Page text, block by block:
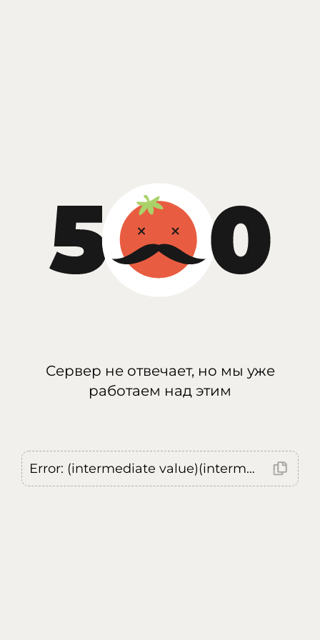
Сервер не отвечает, но мы уже
работаем над этим
Error: (intermediate value)(intermediate value)(intermediate value).replaceAll is not a function